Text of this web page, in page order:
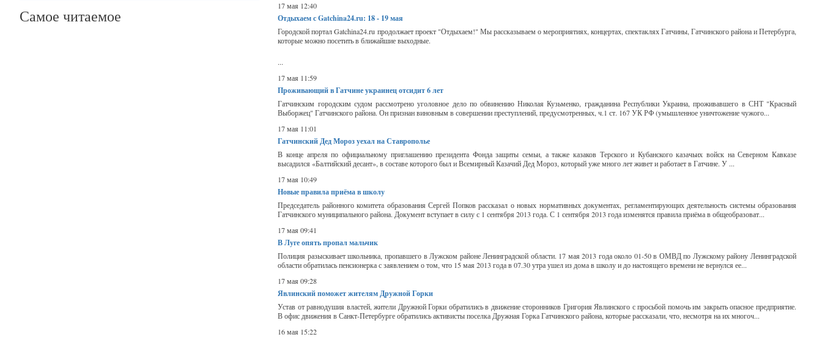
Самое читаемое
17 мая 12:40
Отдыхаем с Gatchina24.ru: 18 - 19 мая
Городской портал Gatchina24.ru продолжает проект "Отдыхаем!" Мы рассказываем о мероприятиях, концертах, спектаклях Гатчины, Гатчинского района и Петербурга,
которые можно посетить в ближайшие выходные.
...
17 мая 11:59
Проживающий в Гатчине украинец отсидит 6 лет
Гатчинским городским судом рассмотрено уголовное дело по обвинению Николая Кузьменко, гражданина Республики Украина, проживавшего в СНТ "Красный
Выборжец" Гатчинского района. Он признан виновным в совершении преступлений, предусмотренных, ч.1 ст. 167 УК РФ (умышленное уничтожение чужого...
17 мая 11:01
Гатчинский Дед Мороз уехал на Ставрополье
В конце апреля по официальному приглашению президента Фонда защиты семьи, а также казаков Терского и Кубанского казачьих войск на Северном Кавказе
высадился «Балтийский десант», в составе которого был и Всемирный Казачий Дед Мороз, который уже много лет живет и работает в Гатчине. У ...
17 мая 10:49
Новые правила приёма в школу
Председатель районного комитета образования Сергей Попков рассказал о новых нормативных документах, регламентирующих деятельность системы образования
Гатчинского муниципального района. Документ вступает в силу с 1 сентября 2013 года. С 1 сентября 2013 года изменятся правила приёма в общеобразоват...
17 мая 09:41
В Луге опять пропал мальчик
Полиция разыскивает школьника, пропавшего в Лужском районе Ленинградской области. 17 мая 2013 года около 01-50 в ОМВД по Лужскому району Ленинградской
области обратилась пенсионерка с заявлением о том, что 15 мая 2013 года в 07.30 утра ушел из дома в школу и до настоящего времени не вернулся ее...
17 мая 09:28
Явлинский поможет жителям Дружной Горки
Устав от равнодушия властей, жители Дружной Горки обратились в движение сторонников Григория Явлинского с просьбой помочь им закрыть опасное предприятие.
В офис движения в Санкт-Петербурге обратились активисты поселка Дружная Горка Гатчинского района, которые рассказали, что, несмотря на их многоч...
16 мая 15:22